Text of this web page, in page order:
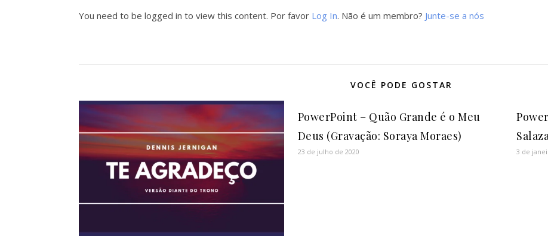
You need to be logged in to view this content. Por favor Log In. Não é um membro? Junte-se a nós
VOCÊ PODE GOSTAR
PowerPoint – Quão Grande é o Meu
Deus (Gravação: Soraya Moraes)
23 de julho de 2020 3 de